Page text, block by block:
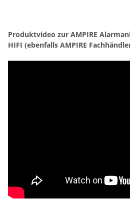
Produktvideo zur AMPIRE
HIFI (ebenfalls AMPIRE